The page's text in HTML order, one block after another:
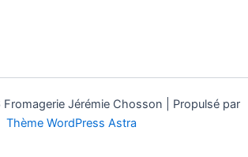
Jérémie Chosson | Propulsé par
Thème WordPress Astra